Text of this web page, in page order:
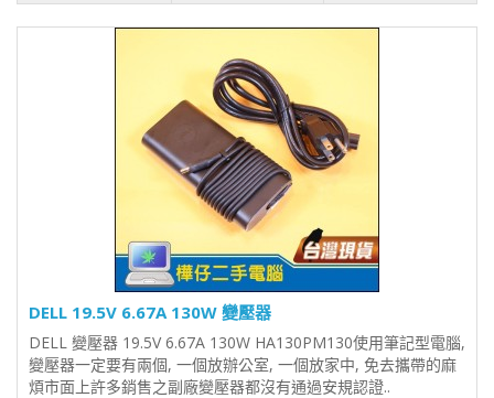
DELL 19.5V 6.67A 130W 變壓器
DELL 變壓器 19.5V 6.67A 130W HA130PM130使用筆記型電腦,
變壓器一定要有兩個, 一個放辦公室, 一個放家中, 免去攜帶的麻
煩市面上許多銷售之副廠變壓器都沒有通過安規認證..